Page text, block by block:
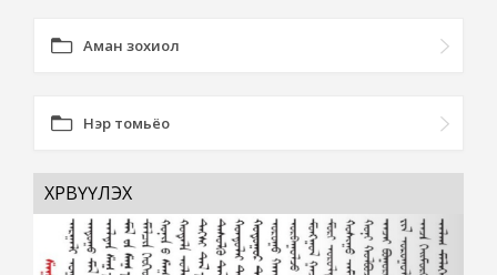
Аман зохиол
Нэр томьёо
ХӨРВҮҮЛЭХ